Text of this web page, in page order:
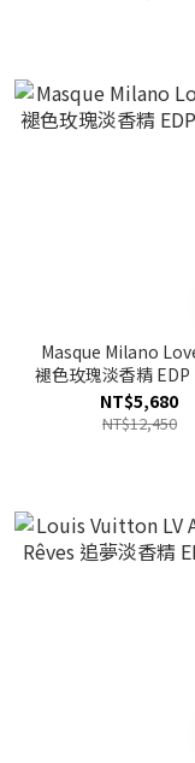
Masque Milano
褪色玫瑰淡香精
NT$5,680
NT$12,450